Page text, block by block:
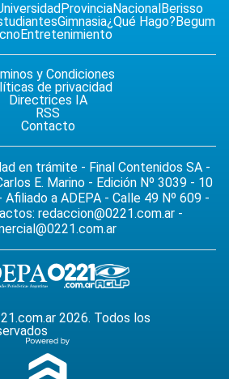
ProvinciaNacional Berisso
Gimnasia¿Qué Hago? Begum
Entretenimiento
y Condiciones
de privacidad
Directrices IA
RSS
Contacto
en trámite - Final Contenidos SA -
E. Marino - Edición Nº 3039 - 10
a ADEPA - Calle 49 Nº 609 -
redaccion@0221.com.ar -
2026. Todos los